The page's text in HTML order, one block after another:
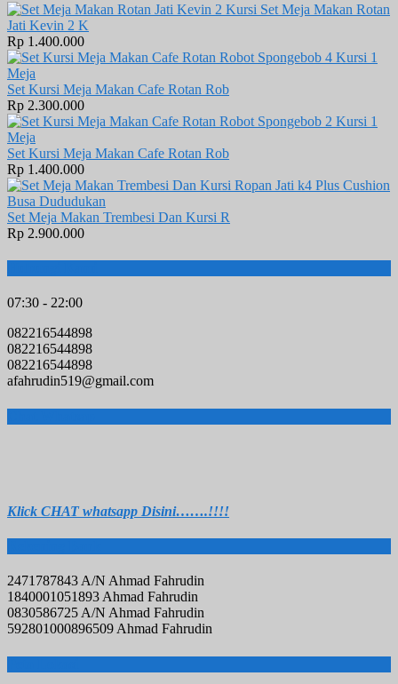
Set Meja Makan Rotan
Jati Kevin 2 K
Rp 1.400.000
Set Kursi Meja Makan Cafe Rotan Rob
Rp 2.300.000
Set Kursi Meja Makan Cafe Rotan Rob
Rp 1.400.000
Set Meja Makan Trembesi Dan Kursi R
Rp 2.900.000
07:30 - 22:00
082216544898
082216544898
082216544898
afahrudin519@gmail.com
Klick CHAT whatsapp Disini…….!!!!
2471787843 A/N Ahmad Fahrudin
1840001051893 Ahmad Fahrudin
0830586725 A/N Ahmad Fahrudin
592801000896509 Ahmad Fahrudin